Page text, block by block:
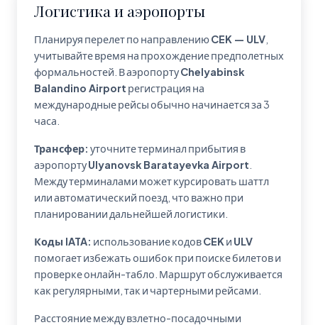
Логистика и аэропорты
Планируя перелет по направлениюCEK — ULV
учитывайте время на прохождение предполетных
формальностей. В аэропортуChelyabinsk
Balandino Airport регистрация на
международные рейсы обычно начинается за 3
часа.
Трансфер: уточните терминал прибытия в
аэропортуUlyanovsk Baratayevka Airport
Между терминалами может курсировать шаттл
или автоматический поезд, что важно при
планировании дальнейшей логистики.
Коды IATA: использование кодовCEK и ULV
помогает избежать ошибок при поиске билетов и
проверке онлайн-табло. Маршрут обслуживается
как регулярными, так и чартерными рейсами.
Расстояние между взлетно-посадочными